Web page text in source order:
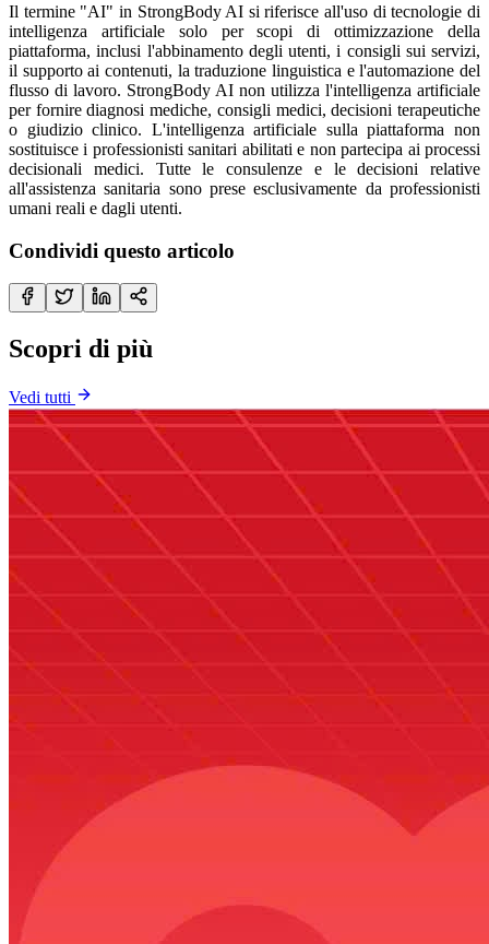
Il termine "AI" in StrongBody AI si riferisce all'uso di tecnologie di
intelligenza artificiale solo per scopi di ottimizzazione della
piattaforma, inclusi l'abbinamento degli utenti, i consigli sui servizi,
il supporto ai contenuti, la traduzione linguistica e l'automazione del
flusso di lavoro. StrongBody AI non utilizza l'intelligenza artificiale
per fornire diagnosi mediche, consigli medici, decisioni terapeutiche
o giudizio clinico. L'intelligenza artificiale sulla piattaforma non
sostituisce i professionisti sanitari abilitati e non partecipa ai processi
decisionali medici. Tutte le consulenze e le decisioni relative
all'assistenza sanitaria sono prese esclusivamente da professionisti
umani reali e dagli utenti.
Condividi questo articolo
Scopri di più
Vedi tutti